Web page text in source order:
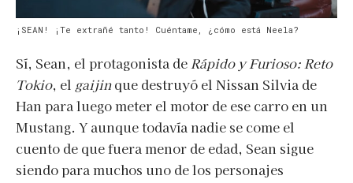
¡SEAN! ¡Te extrañé tanto! Cuéntame, ¿cómo está Neela?
Sí, Sean, el protagonista deRápido y Furioso: Reto
Tokio, el gaijinque destruyó el Nissan Silvia de
Han para luego meter el motor de ese carro en un
Mustang. Y aunque todavía nadie se come el
cuento de que fuera menor de edad, Sean sigue
siendo para muchos uno de los personajes